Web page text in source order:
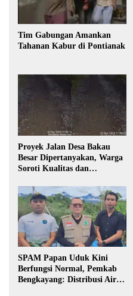
Tim Gabungan Amankan
Tahanan Kabur di Pontianak
Proyek Jalan Desa Bakau
Besar Dipertanyakan, Warga
Soroti Kualitas dan
Pembangunan
SPAM Papan Uduk Kini
Berfungsi Normal, Pemkab
Bengkayang: Distribusi Air